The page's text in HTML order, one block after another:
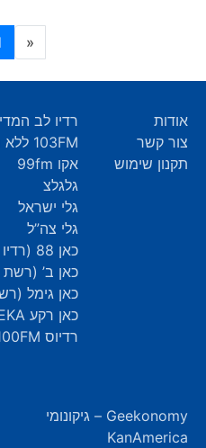
«
אודות
צור קשר
תקנון שימוש
רדיו לב
103FM ללא הפסקה
אקו 99fm
גלגלצ
גלי ישראל
גלי צה”ל
כאן 88 (רדיו 88)
כאן ב’
כאן גימל
כאן רקע REKA
רדיוס 100FM
Geekonomy – גיקונומי
KanAmerica